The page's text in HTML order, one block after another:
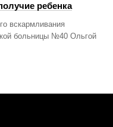
ребенка
вскармливания
больницы №40 Ольгой